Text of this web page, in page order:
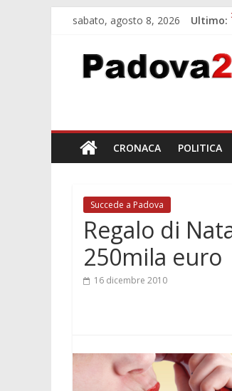
sabato, agosto 8, 2026 Ultimo:
CRONACA POLITICA
Succede a Padova
Regalo di
250mila euro
16 dicembre 2010